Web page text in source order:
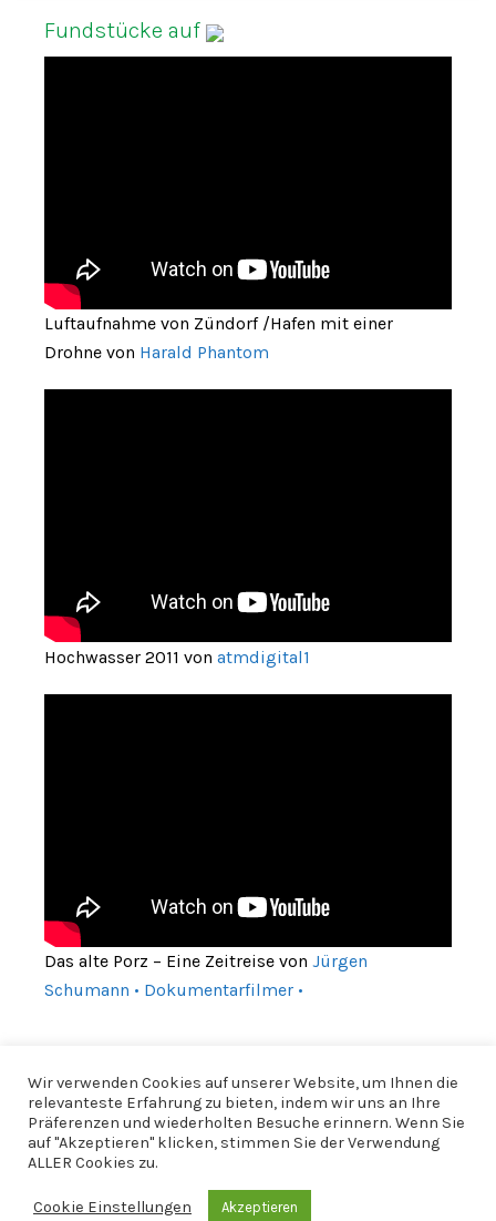
Fundstücke auf
Luftaufnahme von Zündorf /Hafen mit einer
Drohne von Harald Phantom
Hochwasser 2011 von atmdigital1
Das alte Porz – Eine Zeitreise von Jürgen
Schumann • Dokumentarfilmer •
Wir verwenden Cookies auf unserer Website, um Ihnen die
relevanteste Erfahrung zu bieten, indem wir uns an Ihre
Präferenzen und wiederholten Besuche erinnern. Wenn Sie
auf "Akzeptieren" klicken, stimmen Sie der Verwendung
ALLER Cookies zu.
Cookie Einstellungen Akzeptieren